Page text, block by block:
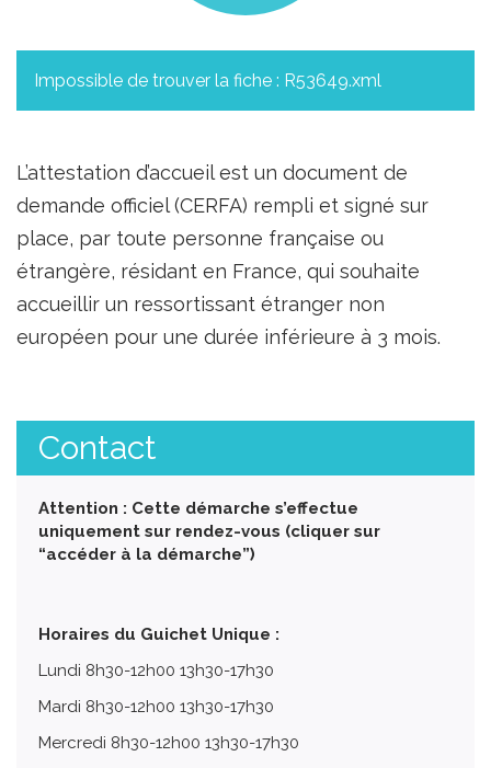
Impossible de trouver la fiche : R53649.xml
L’attestation d’accueil est un document de
demande officiel (CERFA) rempli et signé sur
place, par toute personne française ou
étrangère, résidant en France, qui souhaite
accueillir un ressortissant étranger non
européen pour une durée inférieure à 3 mois.
Contact
Attention : Cette démarche s’effectue
uniquement sur rendez-vous (cliquer sur
“accéder à la démarche”)
Horaires du Guichet Unique :
Lundi 8h30-12h00 13h30-17h30
Mardi 8h30-12h00 13h30-17h30
Mercredi 8h30-12h00 13h30-17h30